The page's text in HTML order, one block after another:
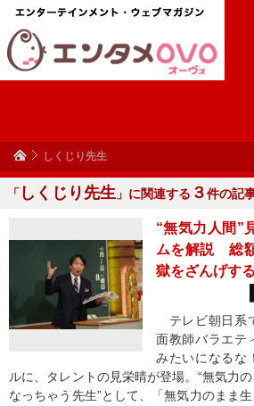
しくじり先生
「 しくじり先生 」に関連する ３件の記
“無気力人間”
ムを解説 総
獄をざんげする
テレビ朝日系
面教師バラエ
みたいになるな
ルに、タレントの見栄晴が登場。“無気力
なっちゃう先生”として、「無気力のまま